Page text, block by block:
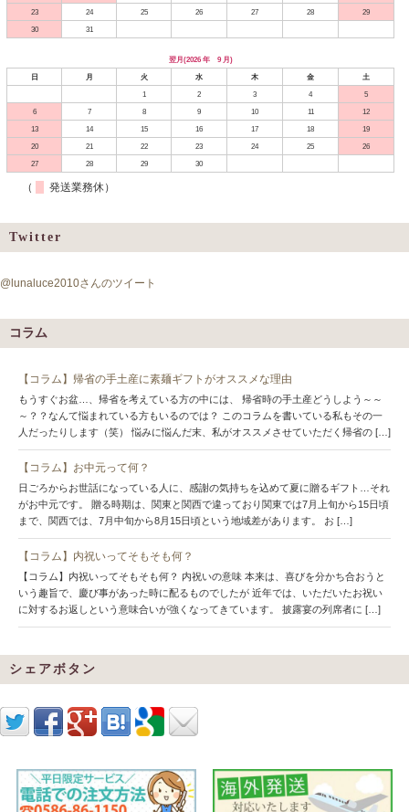
23
24 25 26 27 28
29
30
31
翌月(2026 年 9 月)
日
月 火 水 木 金
土
1
2 3 4
5
6
7 8 9 10 11
12
13
14 15 16 17 18
19
20
21 22 23 24 25
26
27
28 29 30
（ 発送業務休）
Twitter
@lunaluce2010さんのツイート
コラム
【コラム】帰省の手土産に素麺ギフトがオススメな理由
もうすぐお盆…、帰省を考えている方の中には、 帰省時の手土産どうしよう～～
～？？なんて悩まれている方もいるのでは？ このコラムを書いている私もその一
人だったりします（笑） 悩みに悩んだ末、私がオススメさせていただく帰省の […]
【コラム】お中元って何？
日ごろからお世話になっている人に、感謝の気持ちを込めて夏に贈るギフト…それ
がお中元です。 贈る時期は、関東と関西で違っており関東では7月上旬から15日頃
まで、関西では、7月中旬から8月15日頃という地域差があります。 お […]
【コラム】内祝いってそもそも何？
【コラム】内祝いってそもそも何？ 内祝いの意味 本来は、喜びを分かち合おうと
いう趣旨で、慶び事があった時に配るものでしたが 近年では、いただいたお祝い
に対するお返しという意味合いが強くなってきています。 披露宴の列席者に […]
シェアボタン